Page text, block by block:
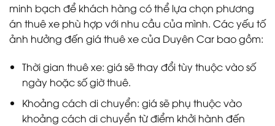
minh bạch để khách hàng có thể lựa chọn phương
án thuê xe phù hợp với nhu cầu của mình. Các yếu tố
ảnh hưởng đến giá thuê xe của Duyên Car bao gồm:
Thời gian thuê xe: giá sẽ thay đổi tùy thuộc vào số
ngày hoặc số giờ thuê.
Khoảng cách di chuyển: giá sẽ phụ thuộc vào
khoảng cách di chuyển từ điểm khởi hành đến